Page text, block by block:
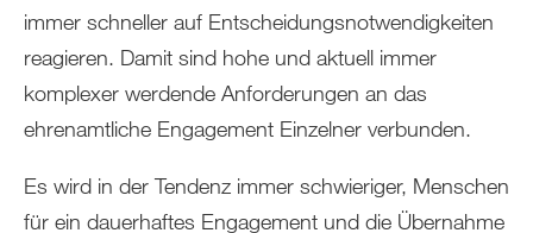
immer schneller auf Entscheidungsnotwendigkeiten
reagieren. Damit sind hohe und aktuell immer
komplexer werdende Anforderungen an das
ehrenamtliche Engagement Einzelner verbunden.
Es wird in der Tendenz immer schwieriger, Menschen
für ein dauerhaftes Engagement und die Übernahme